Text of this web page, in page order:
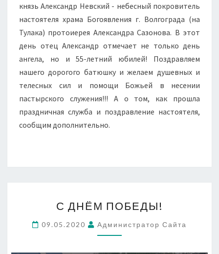
князь Александр Невский - небесный покровитель
настоятеля храма Богоявления г. Волгограда (на
Тулака) протоиерея Александра Сазонова. В этот
день отец Александр отмечает не только день
ангела, но и 55-летний юбилей! Поздравляем
нашего дорогого батюшку и желаем душевных и
телесных сил и помощи Божьей в несении
пастырского служения!!! А о том, как прошла
праздничная служба и поздравление настоятеля,
сообщим дополнительно.
ДНЁМ
С ДНЁМ ПОБЕДЫ!
09.05.2020 Администратор Сайта